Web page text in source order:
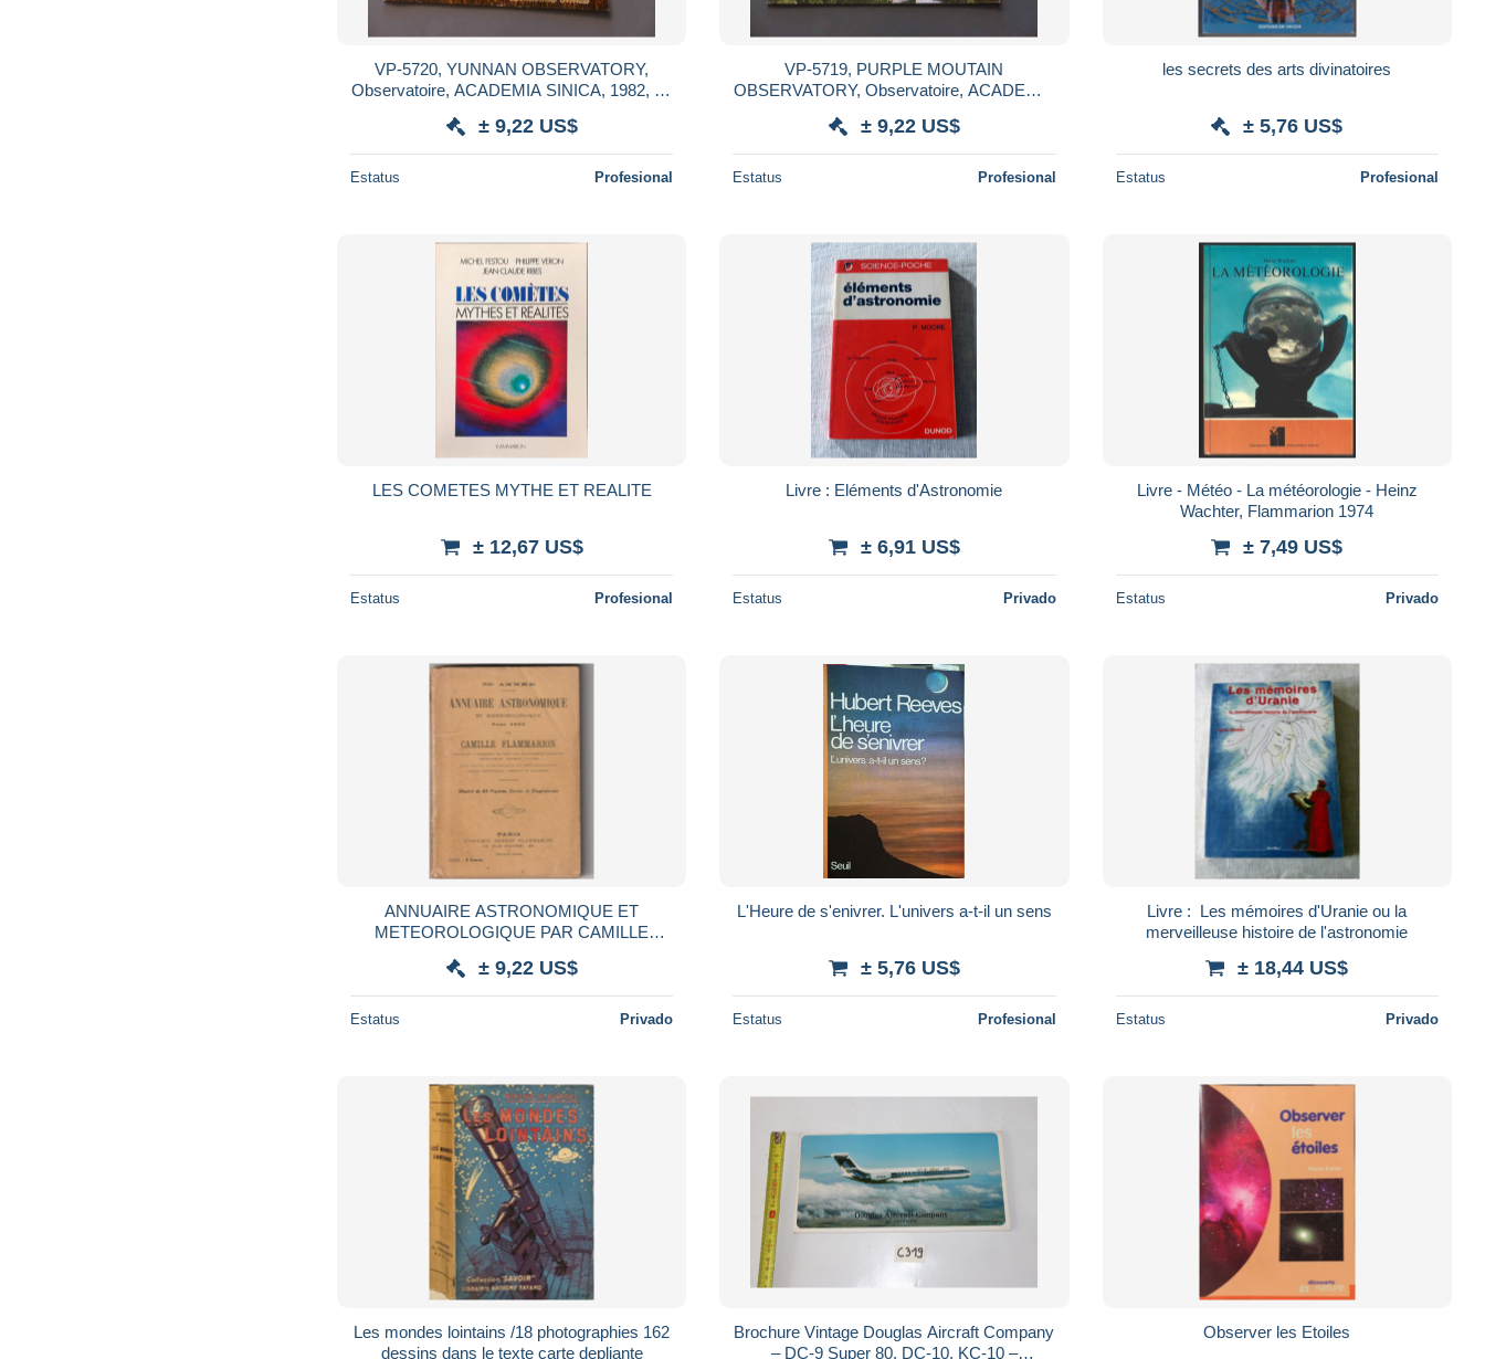
VP-5720, YUNNAN OBSERVATORY,
Observatoire, ACADEMIA SINICA, 1982, 14
± 9,22 US$
Estatus Profesional
VP-5719, PURPLE MOUTAIN
OBSERVATORY, Observatoire, ACADEMIA
± 9,22 US$
Estatus Profesional
les secrets des arts divinatoires
± 5,76 US$
Estatus Profesional
LES COMETES MYTHE ET REALITE
± 12,67 US$
Estatus Profesional
Livre : Eléments d'Astronomie
± 6,91 US$
Estatus Privado
Livre - Météo - La météorologie - Heinz
Wachter, Flammarion 1974
± 7,49 US$
Estatus Privado
ANNUAIRE ASTRONOMIQUE ET
METEOROLOGIQUE PAR CAMILLE
± 9,22 US$
Estatus Privado
L'Heure de s'enivrer. L'univers a-t-il un sens
± 5,76 US$
Estatus Profesional
Livre : Les mémoires d'Uranie ou la
merveilleuse histoire de l'astronomie
± 18,44 US$
Estatus Privado
Les mondes lointains /18 photographies 162
dessins dans le texte carte depliante
Brochure Vintage Douglas Aircraft Company
– DC‑9 Super 80, DC‑10, KC‑10 –
Observer les Etoiles